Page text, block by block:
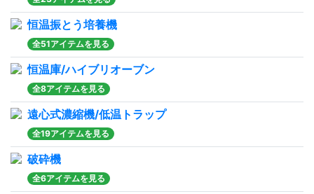
恒温振とう培養機
全51アイテムを見る
恒温庫/ハイブリオーブン
全8アイテムを見る
遠心式濃縮機/低温トラップ
全19アイテムを見る
破砕機
全6アイテムを見る